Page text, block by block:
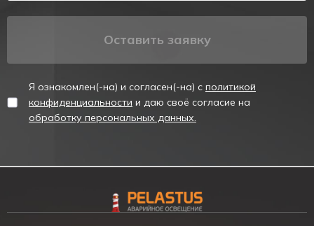
Оставить заявку
Я ознакомлен(-на) и согласен(-на) с политикой
конфиденциальности и даю своё согласие на
обработку персональных данных.